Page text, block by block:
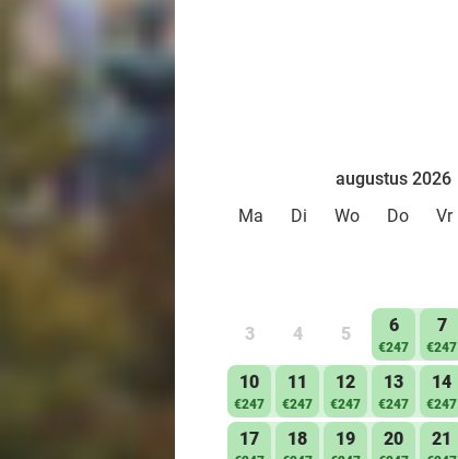
augustus 2026
Ma
Di Wo Do Vr
3 4 5 6
€247
7
€247
10
€247
11
€247
12
€247
13
€247
14
€247
17 18 19 20 21